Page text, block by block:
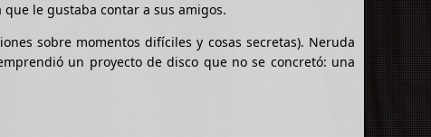
le gustaba contar a sus amigos.
sobre momentos difíciles y cosas secretas). Neruda
un proyecto de disco que no se concretó: una